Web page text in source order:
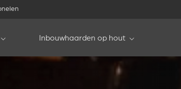
Inbouwhaarden op hout